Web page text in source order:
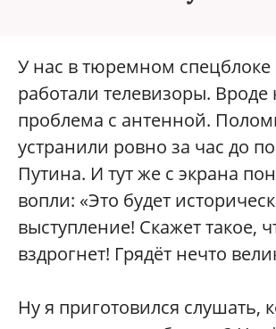
У нас в тюремном
работали телевизоры. Вроде
проблема с антенной.
устранили ровно за час до
Путина. И тут же с экрана
вопли: «Это будет
выступление! Скажет такое,
вздрогнет! Грядёт нечто
Ну я приготовился слушать,